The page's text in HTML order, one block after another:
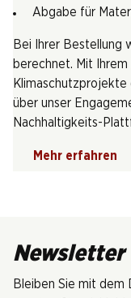
Abgabe für
Bei Ihrer Bestellung
berechnet. Mit
Klimaschutzprojekte
über unser
Nachhaltigkeits-
Mehr erfahren
Newsletter
Bleiben Sie mit